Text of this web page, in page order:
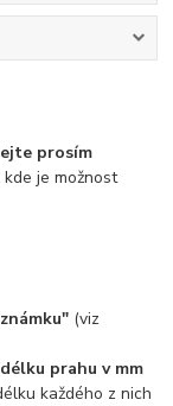
prosím
kde je možnost
(viz
prahu v mm
každého z nich